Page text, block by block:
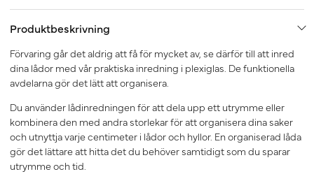
Produktbeskrivning
Förvaring går det aldrig att få för mycket av, se därför till att inred
dina lådor med vår praktiska inredning i plexiglas. De funktionella
avdelarna gör det lätt att organisera.
Du använder lådinredningen för att dela upp ett utrymme eller
kombinera den med andra storlekar för att organisera dina saker
och utnyttja varje centimeter i lådor och hyllor. En organiserad låda
gör det lättare att hitta det du behöver samtidigt som du sparar
utrymme och tid.